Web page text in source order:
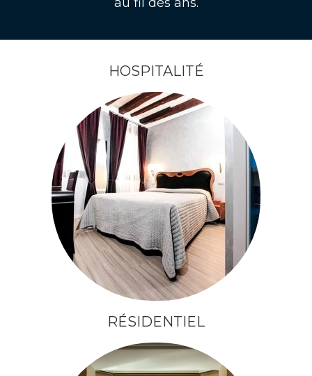
HOSPITALITÉ
RÉSIDENTIEL